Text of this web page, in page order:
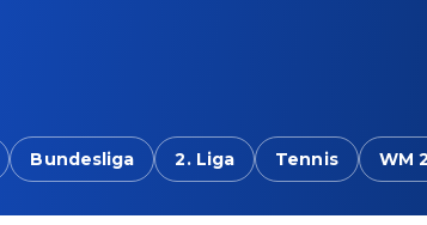
Bundesliga 2. Liga Tennis WM